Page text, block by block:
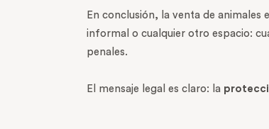
En conclusión, la venta de animales
informal o cualquier otro espacio:
penales.
El mensaje legal es claro: la